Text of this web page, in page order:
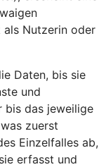
als Nutzerin oder
Daten, bis sie
und
bis das jeweilige
zuerst
Einzelfalles ab,
erfasst und